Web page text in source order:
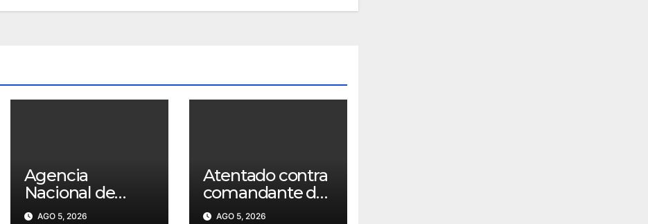
Agencia
Nacional de
Tierras entrega
AGO 5, 2026
Atentado contra
comandante de
Policía activa
AGO 5, 2026